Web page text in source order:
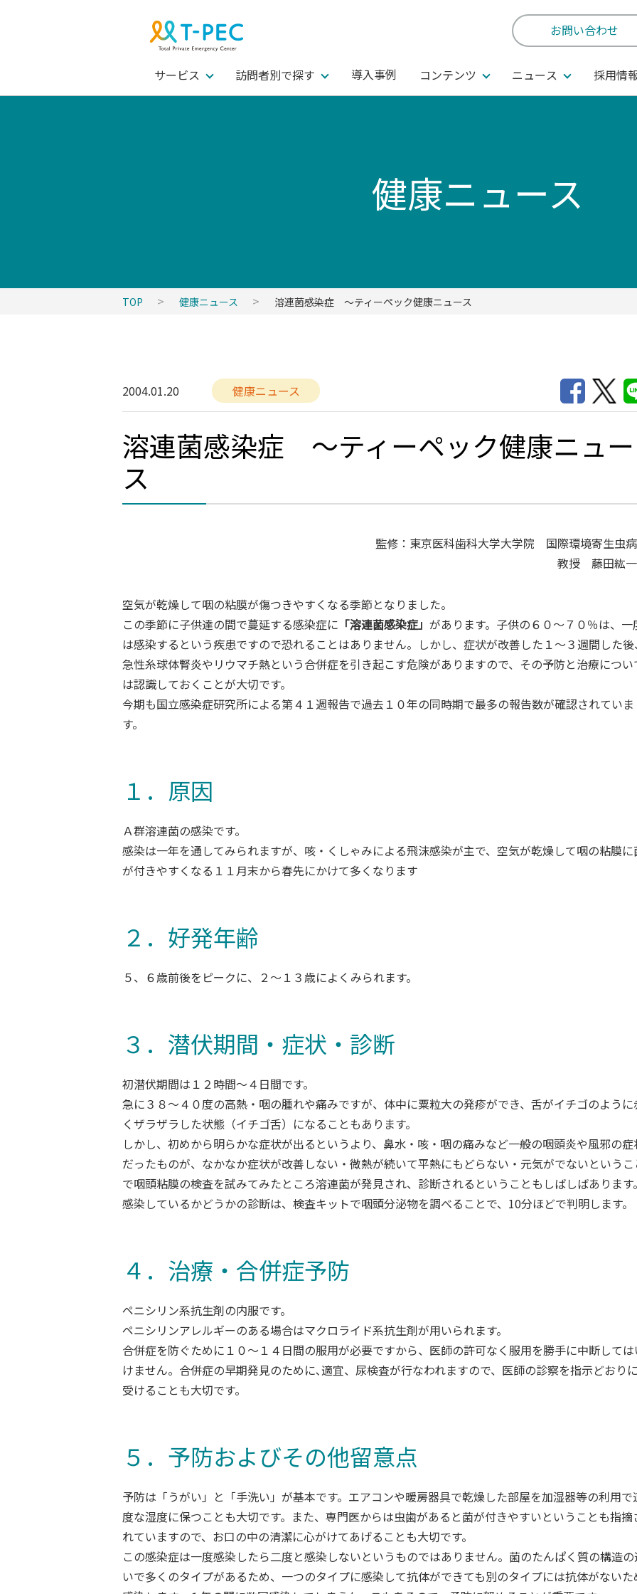
お問い合わせ
サービス 訪問者別で探す 導入事例 コンテンツ ニュース 採用情
健康ニュース
TOP 健康ニュース 溶連菌感染症 ～ティーペック健康ニュース
2004.01.20 健康ニュース
溶連菌感染症 ～ティーペック健康ニュー
ス
監修：東京医科歯科大学大学院 国際環境寄生虫
教授 藤田紘
空気が乾燥して咽の粘膜が傷つきやすくなる季節となりました。
この季節に子供達の間で蔓延する感染症に 「溶連菌感染症」 があります。子供の６０～７０％は、一
は感染するという疾患ですので恐れることはありません。しかし、症状が改善した１～３週間した後
急性糸球体腎炎やリウマチ熱という合併症を引き起こす危険がありますので、その予防と治療につい
は認識しておくことが大切です。
今期も国立感染症研究所による第４１週報告で過去１０年の同時期で最多の報告数が確認されていま
す。
１．原因
Ａ群溶連菌の感染です。
感染は一年を通してみられますが、咳・くしゃみによる飛沫感染が主で、空気が乾燥して咽の粘膜に
が付きやすくなる１１月末から春先にかけて多くなります
２．好発年齢
５、６歳前後をピークに、２～１３歳によくみられます。
３．潜伏期間・症状・診断
初潜伏期間は１２時間～４日間です。
急に３８～４０度の高熱・咽の腫れや痛みですが、体中に粟粒大の発疹ができ、舌がイチゴのように
くザラザラした状態（イチゴ舌）になることもあります。
しかし、初めから明らかな症状が出るというより、鼻水・咳・咽の痛みなど一般の咽頭炎や風邪の症
だったものが、なかなか症状が改善しない・微熱が続いて平熱にもどらない・元気がでないというこ
で咽頭粘膜の検査を試みてみたところ溶連菌が発見され、診断されるということもしばしばあります。
感染しているかどうかの診断は、検査キットで咽頭分泌物を調べることで、10分ほどで判明します。
４．治療・合併症予防
ペニシリン系抗生剤の内服です。
ペニシリンアレルギーのある場合はマクロライド系抗生剤が用いられます。
合併症を防ぐために１０～１４日間の服用が必要ですから、医師の許可なく服用を勝手に中断しては
けません。合併症の早期発見のために､適宜、尿検査が行なわれますので、医師の診察を指示どおりに
受けることも大切です。
５．予防およびその他留意点
予防は「うがい」と「手洗い」が基本です。エアコンや暖房器具で乾燥した部屋を加湿器等の利用で
度な湿度に保つことも大切です。また、専門医からは虫歯があると菌が付きやすいということも指摘
れていますので、お口の中の清潔に心がけてあげることも大切です。
この感染症は一度感染したら二度と感染しないというものではありません。菌のたんぱく質の構造の
いで多くのタイプがあるため、一つのタイプに感染して抗体ができても別のタイプには抗体がないた